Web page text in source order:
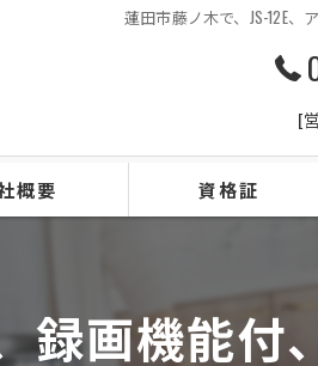
蓮田市藤ノ木で、JS-12E、
[
概要 資格証
録画機能